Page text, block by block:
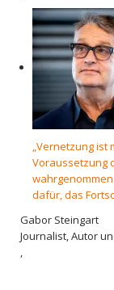
„Vernetzung ist
Voraussetzung
dafür, das
Gabor Steingart
Journalist, Autor
,